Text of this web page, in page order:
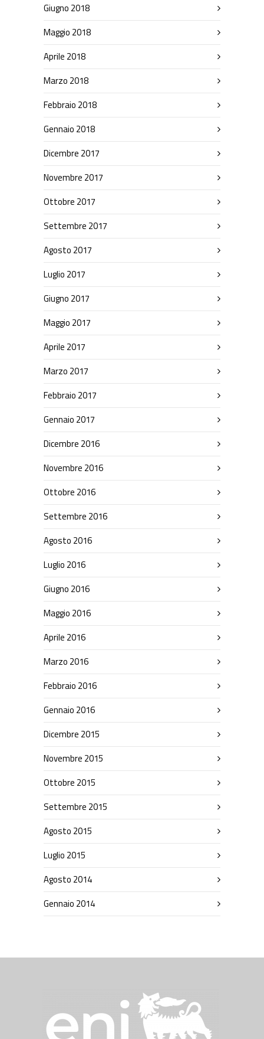
Giugno 2018
Maggio 2018
Aprile 2018
Marzo 2018
Febbraio 2018
Gennaio 2018
Dicembre 2017
Novembre 2017
Ottobre 2017
Settembre 2017
Agosto 2017
Luglio 2017
Giugno 2017
Maggio 2017
Aprile 2017
Marzo 2017
Febbraio 2017
Gennaio 2017
Dicembre 2016
Novembre 2016
Ottobre 2016
Settembre 2016
Agosto 2016
Luglio 2016
Giugno 2016
Maggio 2016
Aprile 2016
Marzo 2016
Febbraio 2016
Gennaio 2016
Dicembre 2015
Novembre 2015
Ottobre 2015
Settembre 2015
Agosto 2015
Luglio 2015
Agosto 2014
Gennaio 2014